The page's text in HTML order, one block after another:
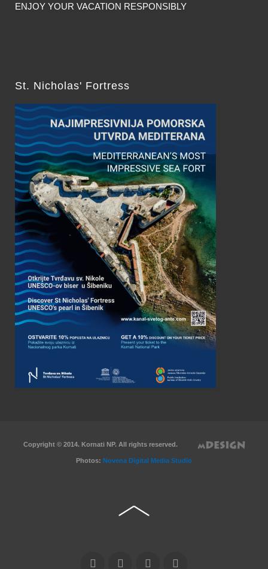
ENJOY YOUR VACATION RESPONSIBLY
St. Nicholas' Fortress
Copyright © 2014. Kornati NP. All rights reserved.
Photos: Novena Digital Media Studio